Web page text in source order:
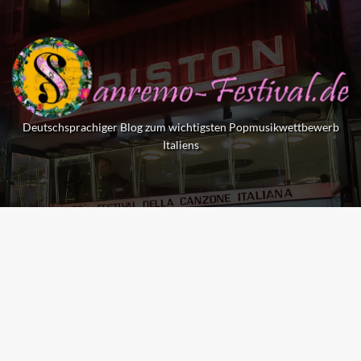
Skip
content
Deutschsprachiger Blog zum wichtigsten Popmusikwettbewerb
Italiens